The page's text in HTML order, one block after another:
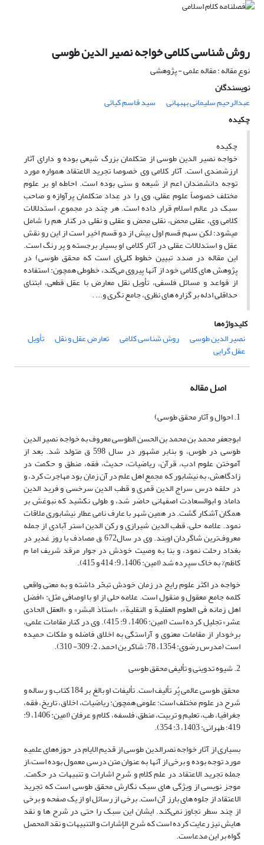
روش شناسی کلامی خواجه نصیر الدین طوسی
نوع مقاله : مقاله علمی - پژوهشی
نویسندگان
عبدالرحیم سلیمانی بهبهانی
سید قاسم کیائی
چکیده
چکیده
خواجه نصیر الدین طوسی از متکلمان بزرگ شیعی بوده و دارای آثار
ارزشمندی است. آثار کلامی وی خصوصا تجرید الاعتقاد همواره مورد
توجه دانشمندان اعم از شیعه و سنی بوده است. احاطه او بر علوم
مختلف خصوصاً علوم عقلی، وی را در عِداد متکلمان پرآوازه و صاحب
سبک در عالم اسلام قرار داده است. هر چند در مجموع، استدلالات
کلامی وی، عقلی محض، نقلی محض و عقلی و نقلی در کنار هم را شامل
می‎شود؛ لکن سهم قسم اول بیش از دو قسم اخیر است از این رو نقش
عقل و استدلالات عقلی در آثار کلامی او بسیار برجسته و پر رنگ است.
این مقاله در صدد تبیین خطوط کلی‌ای است که محقق طوسی) در
پژوهش های کلامی خود از آن‎ها پیروی می‌کند، خطوطی همچون: استفاده
از قواعد و مسائل فلسفی، تأویل نقل معارض با عقل قطعی، ابتنای
حداقلی ادله بر گزاره های نظری، جامع نگری و... .
کلیدواژه‌ها
نصیر الدین طوسی
روش شناسی کلامی تعارض عقل و نقل تأویل
عقل گرایی
اصل مقاله
1. احوال و آثار محقق طوسی)
ابوجعفر محمد بن محمد بن الحسن الطوسی معروف به خواجه نصیر الدین
طوسی در طوس، و بنابر مشهور در سال 598 ق متولد شد. بعد از
آموختن علوم ادب، قرآن، ریاضیات، حدیث، فقه، منطق و حکمت در
زادگاهش، به نیشابور که مجمع اهل علم در آن زمان بود مهاجرت کرد، و
در حلقه درس سراج الدین قمری و قطب الدین سرخسی و فرید الدین
داماد و ابوالسعادت اصفهانی حاضر شد، و طولی نکشید که نبوغش بر
همگان آشکار گشت. در همین شهر با عارف نامی عطار نیشابوری ملاقات
نمود. علامه حلی، قطب الدین شیرازی و رکن الدین استر آبادی از جمله
معروف‌ترین شاگردان اویند. وی در سال672 ق مصادف با روز غدیر در
بغداد رحلت نمود، و بنا به وصیت خودش در جوار مرقد شریف اما م
کاظم% به خاک سپرده شد (امین: 1406، 9: 414 و 415).
خواجه در اکثر علوم رایج در زمان خودش تبحّر داشته و به معنی واقعی
کلمه جامع معقول و منقول است. علامه حلی از او با اوصافی مثل: «افضل
اهل زمانه فی العلوم العقلیة و النقلیة»، «استاذ البشر» و «العقل الحادی
عشر» تجلیل کرده است (امین: 1406، 9: 415). وی در کنار مقامات علمی،
برخودار از مقامات معنوی و آراستگی به اخلاق فاضله و ملکات حمیده
است (مدرس رضوی: 1354، 78؛ شاکر بن احمد، 2: 309- 310).
2. شیوه تدوینی و تألیفی محقق طوسی
محقق طوسی عالمی پُر تألیف است. تألیفات او بالغ بر 184 کتاب و رساله و
شرح در علوم مختلف است؛ علومی همچون: ریاضیات، اخلاق، تاریخ، فقه،
جغرافیا، طب، تعلیم و تربیت، منطق، فلسفه، کلام و عرفان (امین: 1406، 9:
419؛ طهرانی: 1403، 3: 354).
بسیاری از آثار خواجه نصرالدین طوسی از قدیم الایام در حوزه‌های علمیه
مورد توجه بوده و برخی از آن‎ها به عنوان متن درسی معمول بوده است،از
جمله تجرید الاعتقاد در علم کلام و شرح اشارات و تنبیهات در حکمت.
موجز نویسی از ویژگی های سبک نگارش محقق طوسی است که تجرید
الاعتقاد از جلوه های بارز آن است. برخی از رسائل او از یک صفحه و برخی
از چند سطر تجاوز نمی‌کند. ایشان این سبک را حتی در شرح ها و نقد
هایش نیز رعایت کرده است که شرح الإشارات و التنبیهات و نقد المحصل
گواه بر این مدعاست.